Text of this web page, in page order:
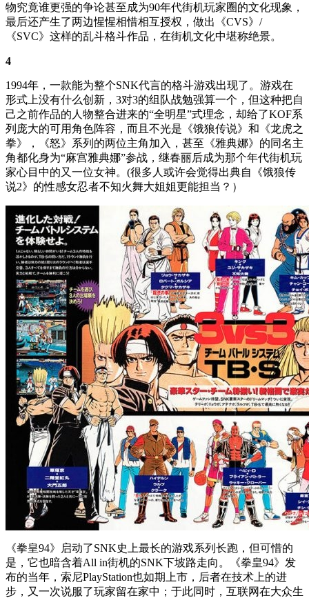
物究竟谁更强的争论甚至成为90年代街机玩家圈的文化现象，
最后还产生了两边惺惺相惜相互授权，做出《CVS》/
《SVC》这样的乱斗格斗作品，在街机文化中堪称绝景。
4
1994年，一款能为整个SNK代言的格斗游戏出现了。游戏在
形式上没有什么创新，3对3的组队战勉强算一个，但这种把自
己之前作品的人物整合进来的“全明星”式理念，却给了KOF系
列庞大的可用角色阵容，而且不光是《饿狼传说》和《龙虎之
拳》，《怒》系列的两位主角加入，甚至《雅典娜》的同名主
角都化身为“麻宫雅典娜”参战，继春丽后成为那个年代街机玩
家心目中的又一位女神。(很多人或许会觉得出典自《饿狼传
说2》的性感女忍者不知火舞大姐姐更能担当？）
《拳皇94》启动了SNK史上最长的游戏系列长跑，但可惜的
是，它也暗含着All in街机的SNK下坡路走向。《拳皇94》发
布的当年，索尼PlayStation也如期上市，后者在技术上的进
步，又一次说服了玩家留在家中；于此同时，互联网在大众生